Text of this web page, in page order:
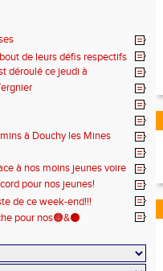
de leurs défis respectifs
déroulé ce jeudi à
à Douchy les Mines
à nos moins jeunes voire
pour nos jeunes!
de ce week-end!!!
pour nos🟠&⚫